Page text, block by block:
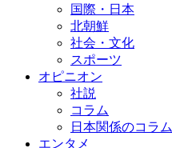
国際・日本
北朝鮮
社会・文化
スポーツ
オピニオン
社説
コラム
日本関係のコラム
エンタメ